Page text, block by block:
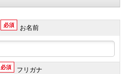
必須 お名前
必須 フリガナ